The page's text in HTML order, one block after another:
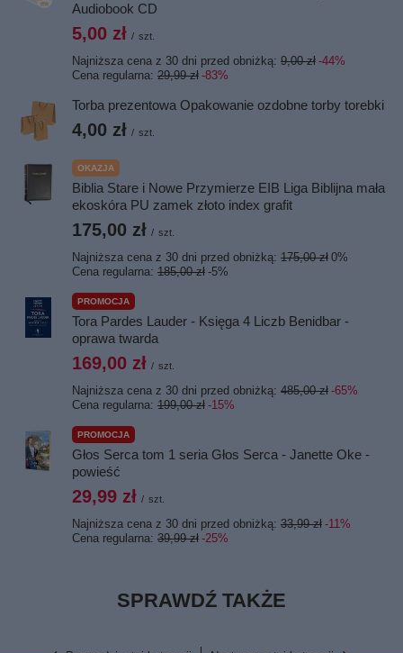
Audiobook CD
5,00 zł / szt.
Najniższa cena z 30 dni przed obniżką: 9,00 zł -44%
Cena regularna: 29,99 zł -83%
Torba prezentowa Opakowanie ozdobne torby torebki
4,00 zł / szt.
OKAZJA
Biblia Stare i Nowe Przymierze EIB Liga Biblijna mała
ekoskóra PU zamek złoto index grafit
175,00 zł / szt.
Najniższa cena z 30 dni przed obniżką: 175,00 zł 0%
Cena regularna: 185,00 zł -5%
PROMOCJA
Tora Pardes Lauder - Księga 4 Liczb Benidbar -
oprawa twarda
169,00 zł / szt.
Najniższa cena z 30 dni przed obniżką: 485,00 zł -65%
Cena regularna: 199,00 zł -15%
PROMOCJA
Głos Serca tom 1 seria Głos Serca - Janette Oke -
powieść
29,99 zł / szt.
Najniższa cena z 30 dni przed obniżką: 33,99 zł -11%
Cena regularna: 39,99 zł -25%
SPRAWDŹ TAKŻE